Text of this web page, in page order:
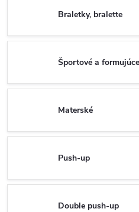
Braletky, bralette
Športové a formujúce
Materské
Push-up
Double push-up